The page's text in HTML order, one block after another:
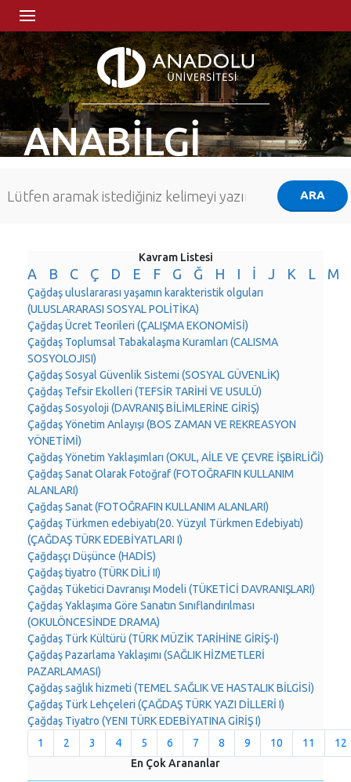
ANABİLGİ
Kavram Listesi
A B C Ç D E F G Ğ H I İ J K L M
Çağdaş uluslararası yaşamın karakteristik olguları
(ULUSLARARASI SOSYAL POLİTİKA)
Çağdaş Ücret Teorileri (ÇALIŞMA EKONOMİSİ)
Çağdaş Toplumsal Tabakalaşma Kuramları (CALISMA
SOSYOLOJISI)
Çağdaş Sosyal Güvenlik Sistemi (SOSYAL GÜVENLİK)
Çağdaş Tefsir Ekolleri (TEFSİR TARİHİ VE USULÜ)
Çağdaş Sosyoloji (DAVRANIŞ BİLİMLERİNE GİRİŞ)
Çağdaş Yönetim Anlayışı (BOS ZAMAN VE REKREASYON
YÖNETİMİ)
Çağdaş Yönetim Yaklaşımları (OKUL, AİLE VE ÇEVRE İŞBİRLİĞİ)
Çağdaş Sanat Olarak Fotoğraf (FOTOĞRAFIN KULLANIM
ALANLARI)
Çağdaş Sanat (FOTOĞRAFIN KULLANIM ALANLARI)
Çağdaş Türkmen edebiyatı(20. Yüzyıl Türkmen Edebiyatı)
(ÇAĞDAŞ TÜRK EDEBİYATLARI I)
Çağdaşçı Düşünce (HADİS)
Çağdaş tiyatro (TÜRK DİLİ II)
Çağdaş Tüketici Davranışı Modeli (TÜKETİCİ DAVRANIŞLARI)
Çağdaş Yaklaşıma Göre Sanatın Sınıflandırılması
(OKULÖNCESİNDE DRAMA)
Çağdaş Türk Kültürü (TÜRK MÜZİK TARİHİNE GİRİŞ-I)
Çağdaş Pazarlama Yaklaşımı (SAĞLIK HİZMETLERİ
PAZARLAMASI)
Çağdaş sağlık hizmeti (TEMEL SAĞLIK VE HASTALIK BİLGİSİ)
Çağdaş Türk Lehçeleri (ÇAĞDAŞ TÜRK YAZI DİLLERİ I)
Çağdaş Tiyatro (YENI TÜRK EDEBİYATINA GİRİŞ I)
1
2 3 4 5 6 7 8 9 10 11
12
En Çok Arananlar